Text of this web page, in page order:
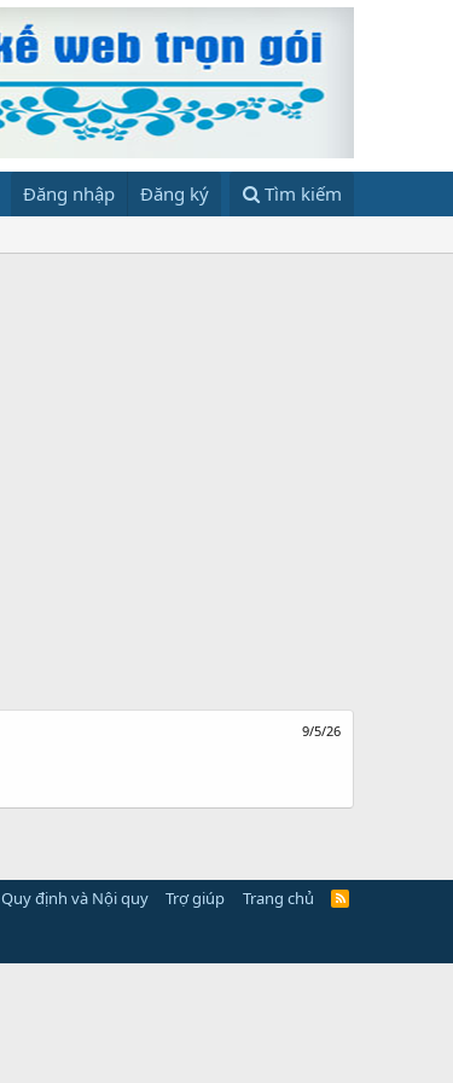
Đăng nhập Đăng ký Tìm kiếm
9/5/26
Quy định và Nội quy Trợ giúp Trang chủ